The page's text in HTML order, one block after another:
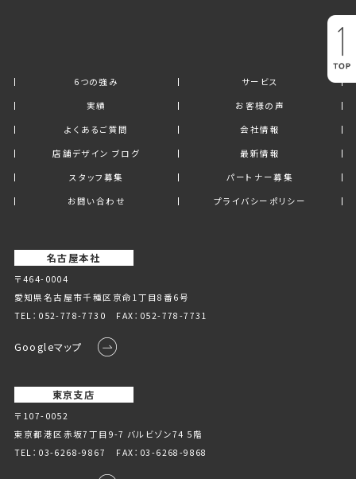
6つの強み
サービス
実績
お客様の声
よくあるご質問
会社情報
店舗デザイン ブログ
最新情報
スタッフ募集
パートナー募集
お問い合わせ
プライバシーポリシー
名古屋本社
〒464-0004
愛知県名古屋市千種区京命1丁⽬8番6号
TEL： 052-778-7730 FAX：052-778-7731
Googleマップ
東京支店
〒107-0052
東京都港区赤坂7丁目9-7 バルビゾン74 5階
TEL： 03-6268-9867 FAX：03-6268-9868